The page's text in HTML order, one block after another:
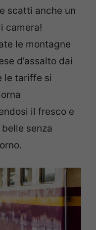
scatti anche un
camera!
le montagne
d’assalto dai
le tariffe si
il fresco e
senza